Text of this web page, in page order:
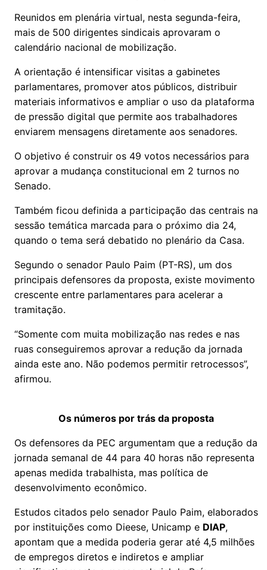
Reunidos em plenária virtual, nesta segunda-feira,
mais de 500 dirigentes sindicais aprovaram o
calendário nacional de mobilização.
A orientação é intensificar visitas a gabinetes
parlamentares, promover atos públicos, distribuir
materiais informativos e ampliar o uso da plataforma
de pressão digital que permite aos trabalhadores
enviarem mensagens diretamente aos senadores.
O objetivo é construir os 49 votos necessários para
aprovar a mudança constitucional em 2 turnos no
Senado.
Também ficou definida a participação das centrais na
sessão temática marcada para o próximo dia 24,
quando o tema será debatido no plenário da Casa.
Segundo o senador Paulo Paim (PT-RS), um dos
principais defensores da proposta, existe movimento
crescente entre parlamentares para acelerar a
tramitação.
“Somente com muita mobilização nas redes e nas
ruas conseguiremos aprovar a redução da jornada
ainda este ano. Não podemos permitir retrocessos”,
afirmou.
Os números por trás da proposta
Os defensores da PEC argumentam que a redução da
jornada semanal de 44 para 40 horas não representa
apenas medida trabalhista, mas política de
desenvolvimento econômico.
Estudos citados pelo senador Paulo Paim, elaborados
por instituições como Dieese, Unicamp e DIAP,
apontam que a medida poderia gerar até 4,5 milhões
de empregos diretos e indiretos e ampliar